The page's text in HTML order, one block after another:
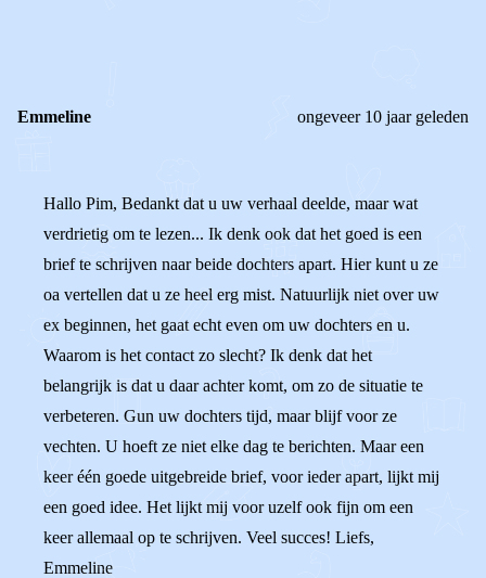
Emmeline ongeveer 10 jaar geleden
Hallo Pim, Bedankt dat u uw verhaal deelde, maar wat
verdrietig om te lezen... Ik denk ook dat het goed is een
brief te schrijven naar beide dochters apart. Hier kunt u ze
oa vertellen dat u ze heel erg mist. Natuurlijk niet over uw
ex beginnen, het gaat echt even om uw dochters en u.
Waarom is het contact zo slecht? Ik denk dat het
belangrijk is dat u daar achter komt, om zo de situatie te
verbeteren. Gun uw dochters tijd, maar blijf voor ze
vechten. U hoeft ze niet elke dag te berichten. Maar een
keer één goede uitgebreide brief, voor ieder apart, lijkt mij
een goed idee. Het lijkt mij voor uzelf ook fijn om een
keer allemaal op te schrijven. Veel succes! Liefs,
Emmeline